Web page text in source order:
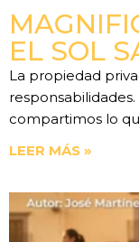
EL SOL
La propiedad
compartimos lo
LEER MÁS »